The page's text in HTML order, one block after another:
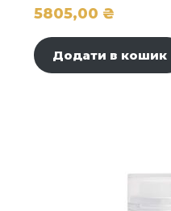
5805,00 ₴
Додати в кошик